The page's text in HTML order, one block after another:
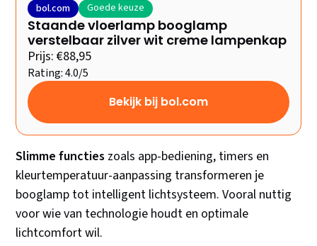
bol.com Goede keuze
Staande vloerlamp booglamp
verstelbaar zilver wit creme lampenkap
Prijs: €88,95
Rating: 4.0/5
Bekijk bij bol.com
Slimme functies zoals app-bediening, timers en
kleurtemperatuur-aanpassing transformeren je
booglamp tot intelligent lichtsysteem. Vooral nuttig
voor wie van technologie houdt en optimale
lichtcomfort wil.